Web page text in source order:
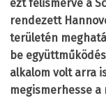
ezt felismerve a
rendezett
területén
be
alkalom volt arra
megismerhesse